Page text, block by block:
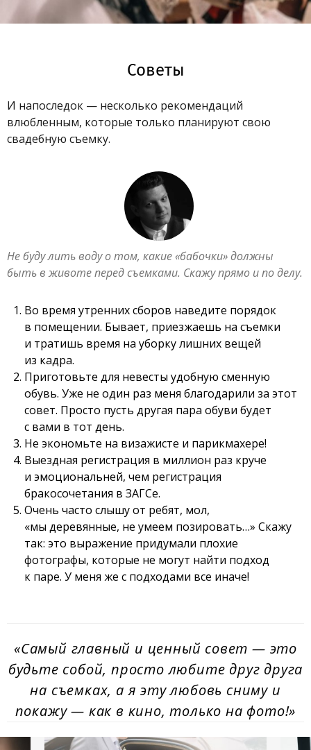
Советы
И напоследок — несколько рекомендаций
влюбленным, которые только планируют свою
свадебную съемку.
Не буду лить воду о том, какие «бабочки» должны
быть в животе перед съемками. Скажу прямо и по делу.
Во время утренних сборов наведите порядок
в помещении. Бывает, приезжаешь на съемки
и тратишь время на уборку лишних вещей
из кадра.
Приготовьте для невесты удобную сменную
обувь. Уже не один раз меня благодарили за этот
совет. Просто пусть другая пара обуви будет
с вами в тот день.
Не экономьте на визажисте и парикмахере!
Выездная регистрация в миллион раз круче
и эмоциональней, чем регистрация
бракосочетания в ЗАГСе.
Очень часто слышу от ребят, мол,
«мы деревянные, не умеем позировать…» Скажу
так: это выражение придумали плохие
фотографы, которые не могут найти подход
к паре. У меня же с подходами все иначе!
«Самый главный и ценный совет — это
будьте собой, просто любите друг друга
на съемках, а я эту любовь сниму и
покажу — как в кино, только на фото!»